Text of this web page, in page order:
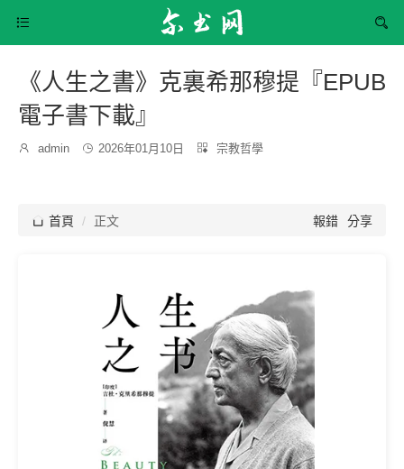


《人生之書》克裏希那穆提『EPUB
電子書下載』

博
admin  發
2026年01月10日 
分
宗教哲學
 首頁 正文 報錯 分享